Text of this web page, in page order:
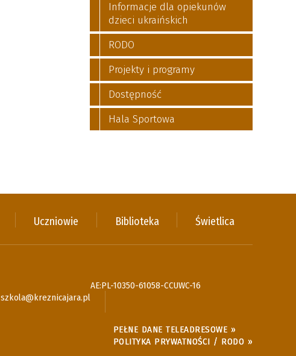
Informacje dla opiekunów
dzieci ukraińskich
RODO
Projekty i programy
Dostępność
Hala Sportowa
Uczniowie Biblioteka Świetlica
szkola@kreznicajara.pl
AE:PL-10350-61058-CCUWC-16
PEŁNE DANE TELEADRESOWE »
POLITYKA PRYWATNOŚCI / RODO »